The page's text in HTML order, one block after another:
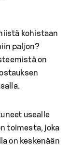
kohistaan
paljon?
on
usealle
toimesta, joka
on keskenään